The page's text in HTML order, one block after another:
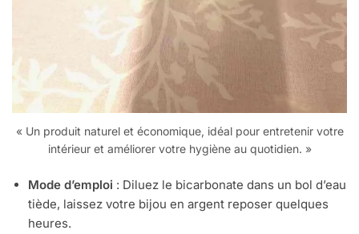
« Un produit naturel et économique, idéal pour entretenir votre
intérieur et améliorer votre hygiène au quotidien. »
Mode d’emploi : Diluez le bicarbonate dans un bol d’eau
tiède, laissez votre bijou en argent reposer quelques
heures.